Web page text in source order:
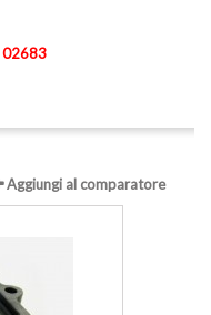
02683
Aggiungi al comparatore